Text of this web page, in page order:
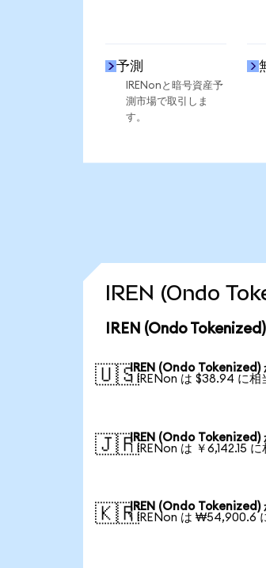
予測
IRENonと暗号資産予
測市場で取引しま
す。
IREN (Ondo
IREN (Ondo
🇺🇸IREN (Ondo Tokenized)
1 IRENon は $38.94 に相
🇯🇵IREN (Ondo Tokenized)
1 IRENon は ￥6,142.15 に
🇰🇷IREN (Ondo Tokenized)
1 IRENon は ₩54,900.6